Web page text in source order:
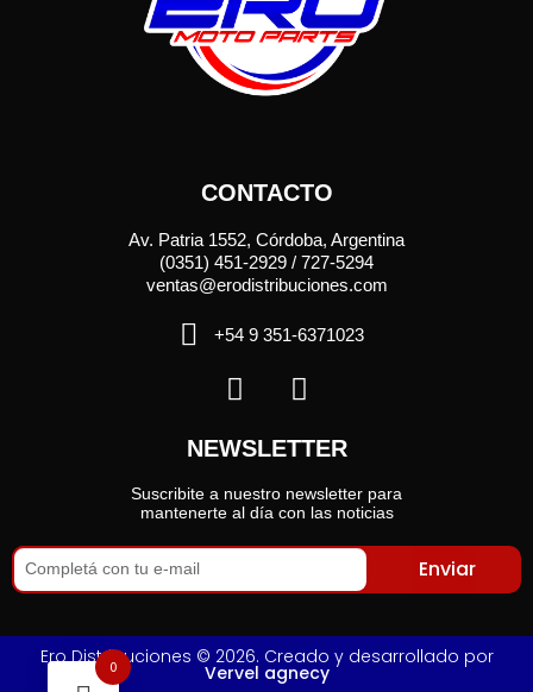
CONTACTO
Av. Patria 1552, Córdoba, Argentina
(0351) 451-2929 / 727-5294
ventas@erodistribuciones.com
+54 9 351-6371023
NEWSLETTER
Suscribite a nuestro newsletter para
mantenerte al día con las noticias
Enviar
Ero Distribuciones © 2026. Creado y desarrollado por
Vervel agnecy
0